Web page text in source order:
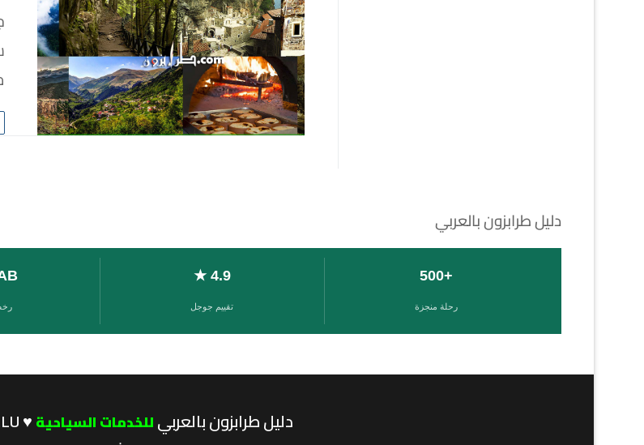
دليل طرابزون بالعربي
+500
رحلة منجزة
4.9 ★
تقييم جوجل رخصة
دليل طرابزون بالعربيللخدمات السياحية♥ TÜRSAB 12804 AZZAMOGLLU